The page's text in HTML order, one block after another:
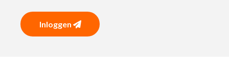
Inloggen